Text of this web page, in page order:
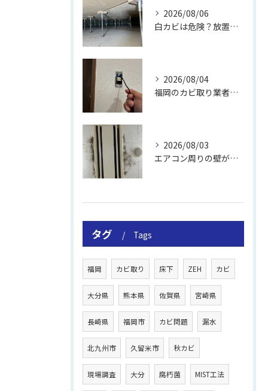
2026/08/06
白カビは危険？放置のリスクと取り方
2026/08/04
福岡のカビ取り業者おすすめの選び方と費用
2026/08/03
エアコン周りの壁が結露しやすい理由
タグ Tags
福岡 カビ取り 床下 ZEH カビ
大分県 熊本県 佐賀県 宮崎県
長崎県 福岡市 カビ問題 漏水
北九州市 久留米市 秋カビ
現場調査 大分 腐朽菌 MIST工法